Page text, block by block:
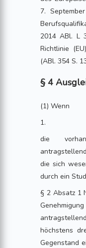
7.
2014 ABl. L
Richtlinie
(ABl. 354 S.
§ 4
(1) Wenn
1.
die
die sich
durch ein
§ 2 Absatz 1
höchstens
Gegenstand